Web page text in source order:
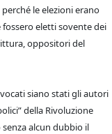
le elezioni erano
eletti sovente dei
oppositori del
siano stati gli autori
della Rivoluzione
alcun dubbio il